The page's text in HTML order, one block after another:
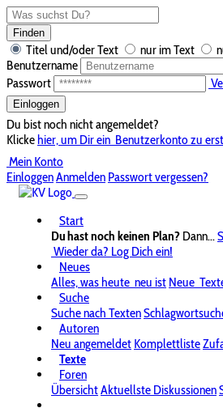
Finden
Titel und/oder Text nur im Text
Benutzername
Passwort
Einloggen
Du bist noch nicht angemeldet?
Klickehier, um Dir ein Benutzerkonto zu
Mein Konto
EinloggenAnmelden Passwort vergessen?
Start
Du hast noch keinen Plan? Dann...
Wieder da? Log Dich ein!
Neues
Alles, was heute neu ist Neue
Suche
Suche nach Texten
Autoren
Neu angemeldet Komplettliste
Texte
Foren
ÜbersichtAktuellste Diskussionen